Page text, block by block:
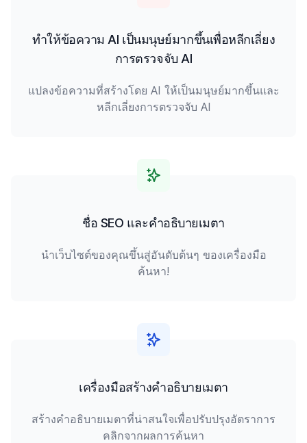
ทำให้ข้อความ AI เป็นมนุษย์มากขึ้นเพื่อหลีกเลี่ยง
การตรวจจับ AI
แปลงข้อความที่สร้างโดย AI ให้เป็นมนุษย์มากขึ้นและ
หลีกเลี่ยงการตรวจจับ AI
ชื่อ SEO และคำอธิบายเมตา
นำเว็บไซต์ของคุณขึ้นสู่อันดับต้นๆ ของเครื่องมือ
ค้นหา!
เครื่องมือสร้างคำอธิบายเมตา
สร้างคำอธิบายเมตาที่น่าสนใจเพื่อปรับปรุงอัตราการ
คลิกจากผลการค้นหา